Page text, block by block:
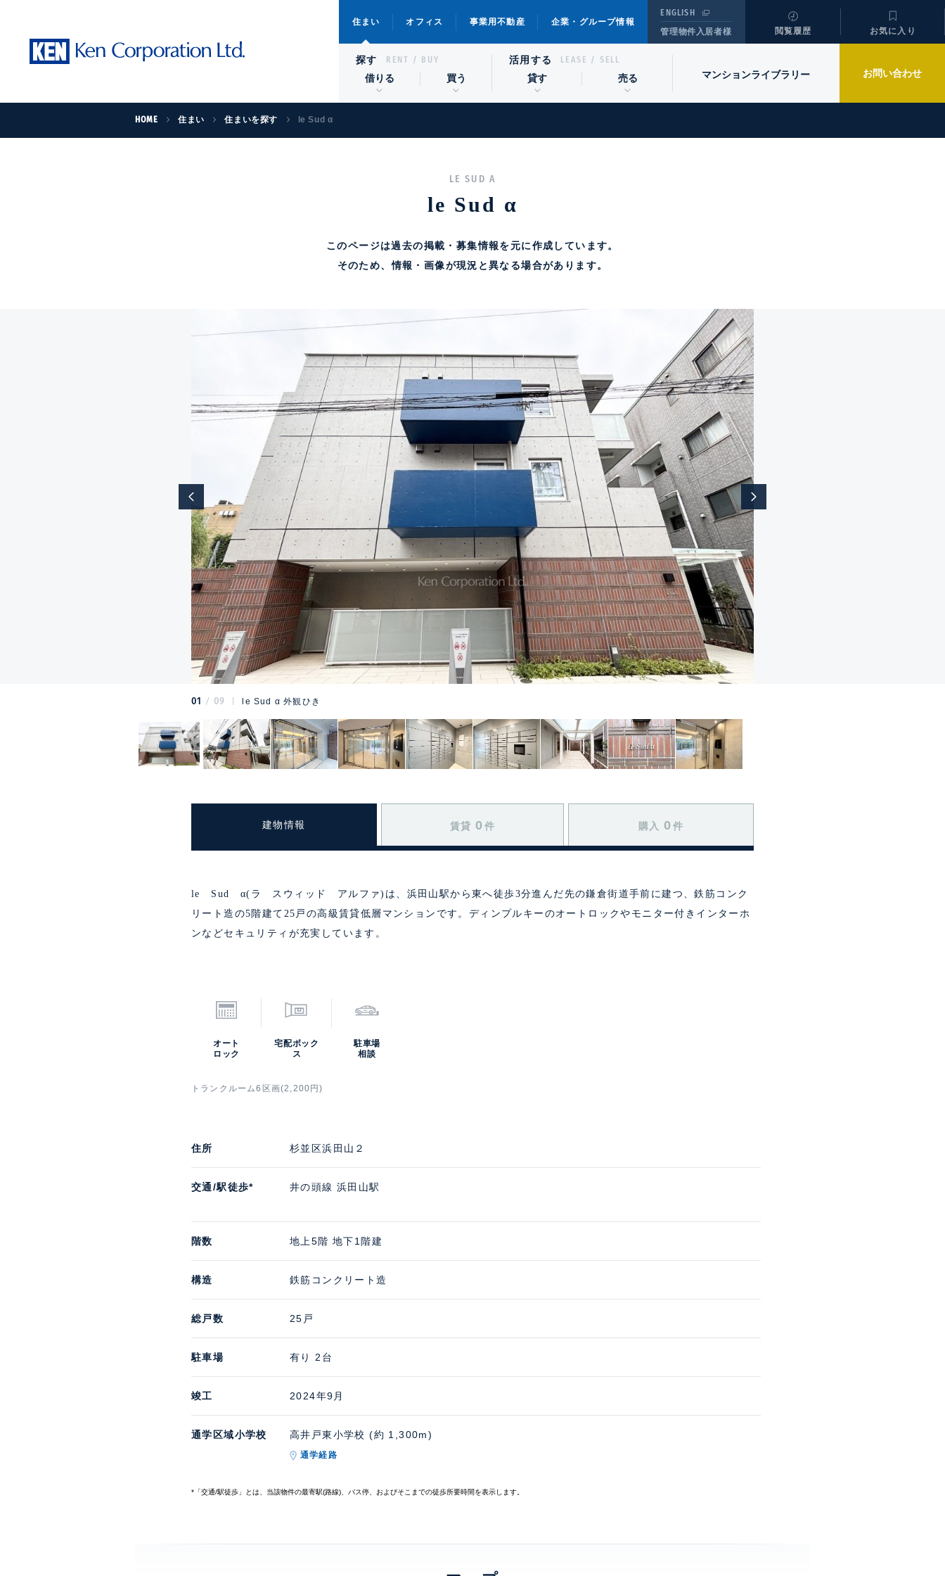
住まい オフィス 事業用不動産 企業・グループ情報
ENGLISH
管理物件入居者様
閲覧履歴 お気に入り
探す RENT / BUY
借りる 買う
活用する LEASE / SELL
貸す 売る マンションライブラリー お問い合わせ
HOME 住まい 住まいを探す le Sud α
LE SUD A
le Sud α
このページは過去の掲載・募集情報を元に作成しています。
そのため、情報・画像が現況と異なる場合があります。
01 09 le Sud α 外観ひき
建物情報 賃貸 0 件 購入 0 件
le Sud α(ラ スウィッド アルファ)は、浜田山駅から東へ徒歩3分進んだ先の鎌倉街道手前に建つ、鉄筋コンク
リート造の5階建て25戸の高級賃貸低層マンションです。ディンプルキーのオートロックやモニター付きインターホ
ンなどセキュリティが充実しています。
オート
ロック
宅配ボック
ス
駐車場
相談
トランクルーム6区画(2,200円)
住所 杉並区浜田山２
交通/駅徒歩* 井の頭線 浜田山駅
階数 地上5階 地下1階建
構造 鉄筋コンクリート造
総戸数 25戸
駐車場 有り 2台
竣工 2024年9月
通学区域小学校 高井戸東小学校 (約 1,300m)
通学経路
*「交通/駅徒歩」とは、当該物件の最寄駅(路線)、バス停、およびそこまでの徒歩所要時間を表示します。